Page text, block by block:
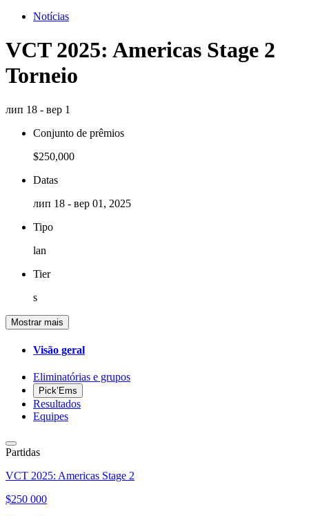
Notícias
VCT 2025: Americas Stage 2
Torneio
лип 18 - вер 1
Conjunto de prêmios
$250,000
Datas
лип 18 - вер 01, 2025
Tipo
lan
Tier
s
Mostrar mais
Visão geral
Eliminatórias e grupos
Pick’Ems
Resultados
Equipes
Partidas
VCT 2025: Americas Stage 2
$250 000